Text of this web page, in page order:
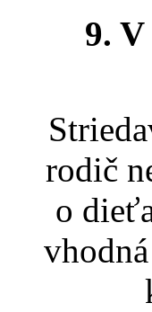
9.
rodič
o